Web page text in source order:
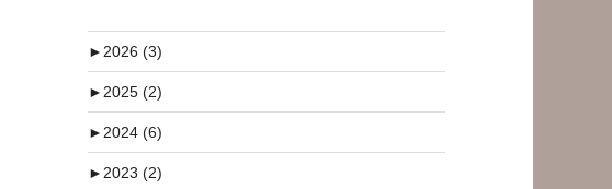
►2026 (3)
►2025 (2)
►2024 (6)
►2023 (2)